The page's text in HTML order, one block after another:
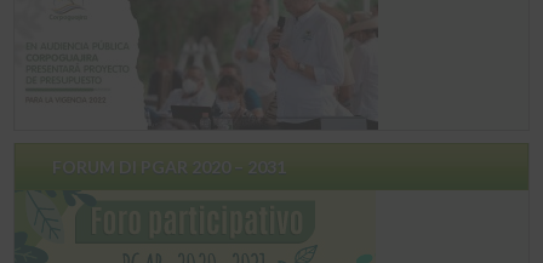
FORUM DI PGAR 2020 – 2031